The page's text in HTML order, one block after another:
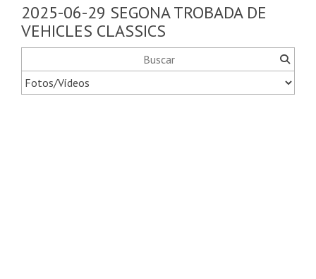
2025-06-29 SEGONA TROBADA DE
VEHICLES CLASSICS